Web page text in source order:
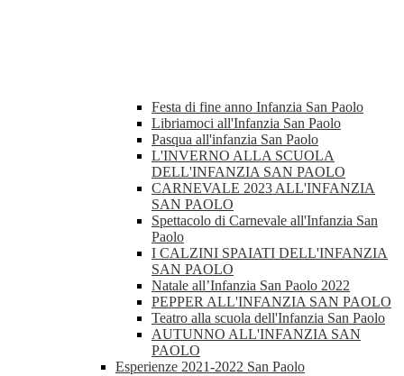
Festa di fine anno Infanzia San Paolo
Libriamoci all'Infanzia San Paolo
Pasqua all'infanzia San Paolo
L'INVERNO ALLA SCUOLA
DELL'INFANZIA SAN PAOLO
CARNEVALE 2023 ALL'INFANZIA
SAN PAOLO
Spettacolo di Carnevale all'Infanzia San
Paolo
I CALZINI SPAIATI DELL'INFANZIA
SAN PAOLO
Natale all’Infanzia San Paolo 2022
PEPPER ALL'INFANZIA SAN PAOLO
Teatro alla scuola dell'Infanzia San Paolo
AUTUNNO ALL'INFANZIA SAN
PAOLO
Esperienze 2021-2022 San Paolo